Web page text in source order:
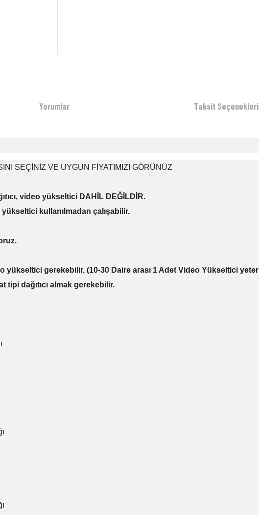
Yorumlar Taksit Seçenekleri
SEÇİNİZ VE UYGUN FİYATIMIZI GÖRÜNÜZ
video yükseltici DAHİL DEĞİLDİR.
yükseltici kullanılmadan çalışabilir.
yükseltici gerekebilir. (10-30 Daire arası 1 Adet Video Yükseltici
tipi dağıtıcı almak gerekebilir.